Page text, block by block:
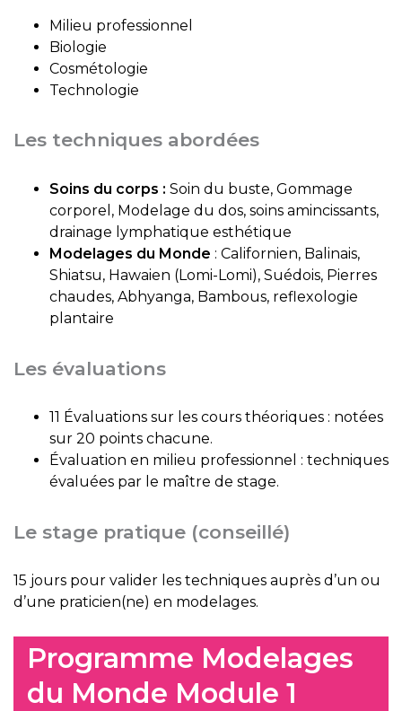
Milieu professionnel
Biologie
Cosmétologie
Technologie
Les techniques abordées
Soins du corps : Soin du buste, Gommage
corporel, Modelage du dos, soins amincissants,
drainage lymphatique esthétique
Modelages du Monde : Californien, Balinais,
Shiatsu, Hawaien (Lomi-Lomi), Suédois, Pierres
chaudes, Abhyanga, Bambous, reflexologie
plantaire
Les évaluations
11 Évaluations sur les cours théoriques : notées
sur 20 points chacune.
Évaluation en milieu professionnel : techniques
évaluées par le maître de stage.
Le stage pratique (conseillé)
15 jours pour valider les techniques auprès d’un ou
d’une praticien(ne) en modelages.
Programme Modelages
du Monde Module 1